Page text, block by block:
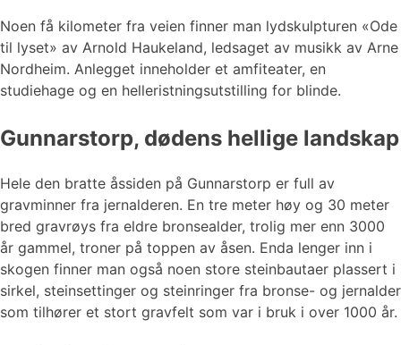
Noen få kilometer fra veien finner man lydskulpturen «Ode
til lyset» av Arnold Haukeland, ledsaget av musikk av Arne
Nordheim. Anlegget inneholder et amfiteater, en
studiehage og en helleristningsutstilling for blinde.
Gunnarstorp, dødens hellige landskap
Hele den bratte åssiden på Gunnarstorp er full av
gravminner fra jernalderen. En tre meter høy og 30 meter
bred gravrøys fra eldre bronsealder, trolig mer enn 3000
år gammel, troner på toppen av åsen. Enda lenger inn i
skogen finner man også noen store steinbautaer plassert i
sirkel, steinsettinger og steinringer fra bronse- og jernalder
som tilhører et stort gravfelt som var i bruk i over 1000 år.